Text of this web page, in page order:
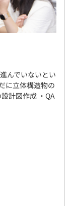
んでいないとい
に立体構造物の
計図作成 ・QA